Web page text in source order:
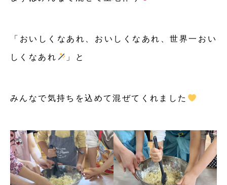
「おいしくなあれ、おいしくなあれ、世界一おい
しくなあれ 」と
みんなで気持ちを込めて混ぜてくれました